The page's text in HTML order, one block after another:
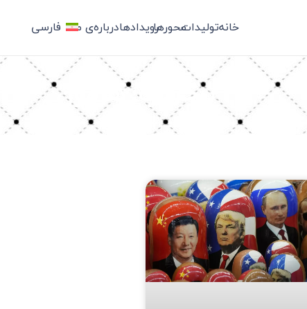
خانهتولیداتمحورهارویدادهادرباره‌ی ما فارسی
برچسب: هژمون